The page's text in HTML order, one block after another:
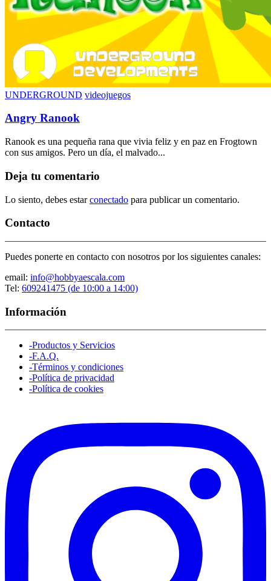
UNDERGROUND videojuegos
Angry Ranook
Ranook es una pequeña rana que vivia feliz y en paz en Frogtown
con sus amigos. Pero un día, el malvado...
Deja tu comentario
Lo siento, debes estarconectado para publicar un comentario.
Contacto
Puedes ponerte en contacto con nosotros por los siguientes canales:
email: info@hobbyaescala.com
Tel: 609241475 (de 10:00 a 14:00)
Información
-Productos y Servicios
-F.A.Q.
-Términos y condiciones
-Política de privacidad
-Política de cookies